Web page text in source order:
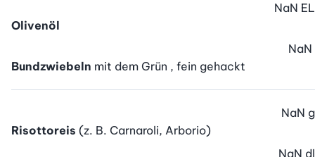
Olivenöl
NaN EL
Bundzwiebeln mit dem Grün , fein gehackt
NaN
Risottoreis (z. B. Carnaroli, Arborio)
NaN g
NaN dl